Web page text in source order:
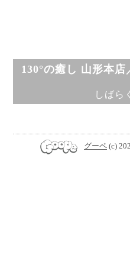
130°の癒し 山形本
しばら
グーペ (c)